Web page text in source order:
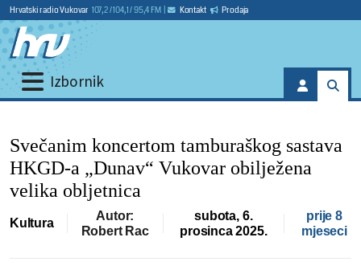
Hrvatski radio Vukovar 107,2 / 104,1 / 95,4 FM Kontakt Prodaja
Izbornik
Svečanim koncertom tamburaškog sastava
HKGD-a „Dunav“ Vukovar obilježena
velika obljetnica
Kultura
Autor:
Robert Rac
subota, 6.
prosinca 2025.
prije 8
mjeseci